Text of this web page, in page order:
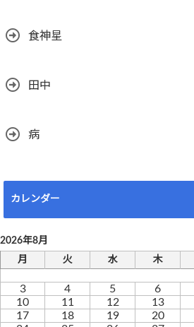
食神星
田中
病
カレンダー
2026年8月
月
火 水 木
3
4 5 6
10
11 12 13
17
18 19 20